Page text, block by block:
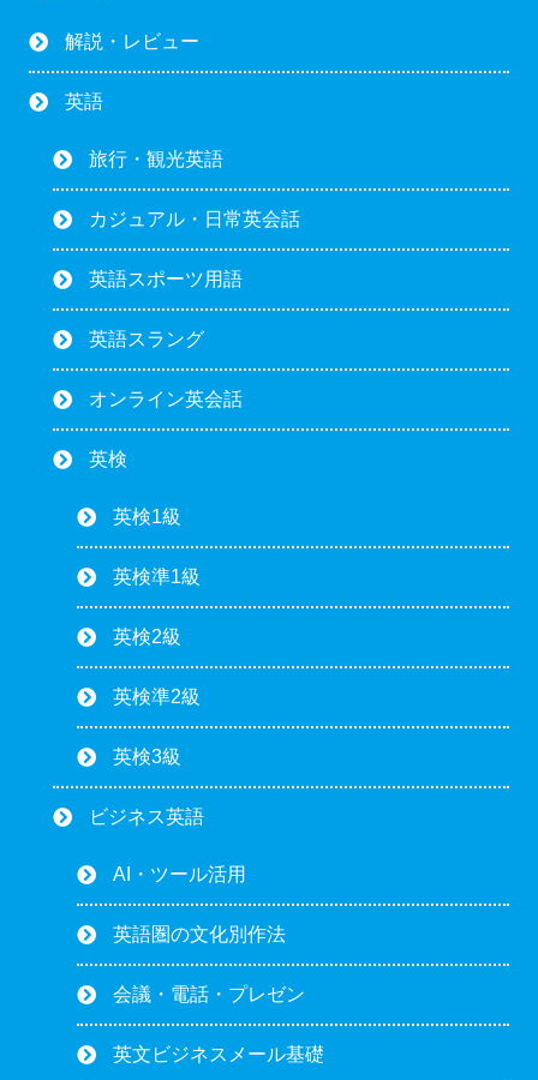
解説・レビュー
英語
旅行・観光英語
カジュアル・日常英会話
英語スポーツ用語
英語スラング
オンライン英会話
英検
英検1級
英検準1級
英検2級
英検準2級
英検3級
ビジネス英語
AI・ツール活用
英語圏の文化別作法
会議・電話・プレゼン
英文ビジネスメール基礎